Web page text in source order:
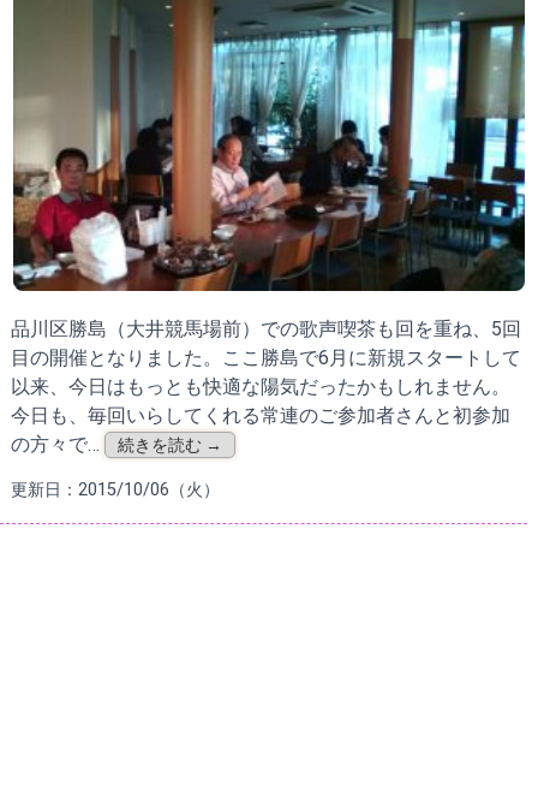
品川区勝島（大井競馬場前）での歌声喫茶も回を重ね、5回
目の開催となりました。ここ勝島で6月に新規スタートして
以来、今日はもっとも快適な陽気だったかもしれません。
今日も、毎回いらしてくれる常連のご参加者さんと初参加
の方々で…
続きを読む →
更新日：2015/10/06（火）